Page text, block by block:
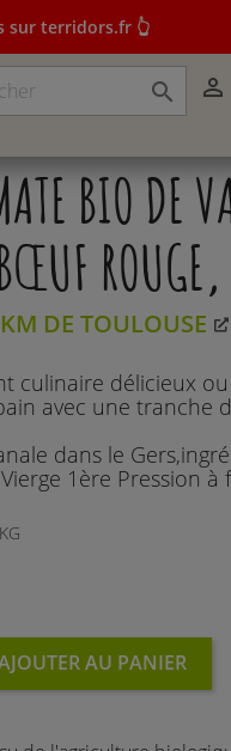
sur terridors.fr 👆
 
sur terridors.fr 👆
BIO DE
DE TOULOUSE
culinaire délicieux
avec une tranche
dans le
1ère Pression à
AU PANIER